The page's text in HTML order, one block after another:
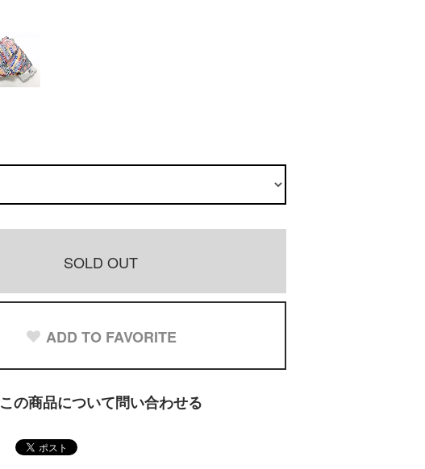
SOLD OUT
ADD TO FAVORITE
この商品について問い合わせる